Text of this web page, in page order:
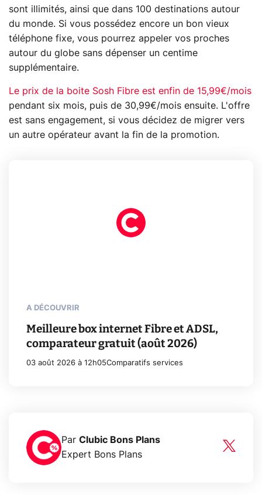
sont illimités, ainsi que dans 100 destinations autour
du monde. Si vous possédez encore un bon vieux
téléphone fixe, vous pourrez appeler vos proches
autour du globe sans dépenser un centime
supplémentaire.
Le prix de la boite Sosh Fibre est enfin de 15,99€/mois
pendant six mois, puis de 30,99€/mois ensuite. L'offre
est sans engagement, si vous décidez de migrer vers
un autre opérateur avant la fin de la promotion.
A DÉCOUVRIR
Meilleure box internet Fibre et ADSL,
comparateur gratuit (août 2026)
03 août 2026 à 12h05Comparatifs services
Par Clubic Bons Plans
Expert Bons Plans